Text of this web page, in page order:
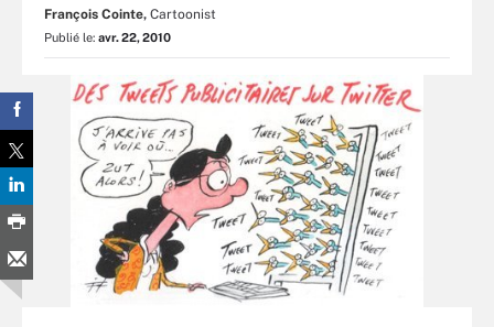
François Cointe, Cartoonist
Publié le: avr. 22, 2010